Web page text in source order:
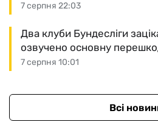
7 серпня 22:03
7 серпня 10:01
Два клуби Бундесліги
озвучено основну
Всі